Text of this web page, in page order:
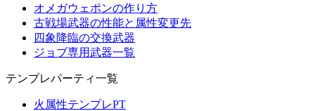
オメガウェポンの作り方
古戦場武器の性能と属性変更先
四象降臨の交換武器
ジョブ専用武器一覧
テンプレパーティ一覧
火属性テンプレPT